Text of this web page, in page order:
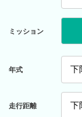
ミッション
年式
走行距離